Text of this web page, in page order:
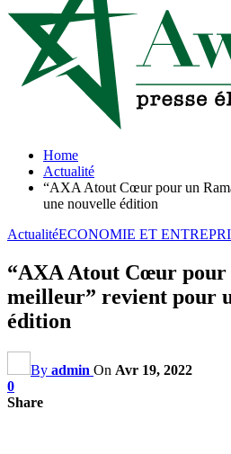
Home
Actualité
“AXA Atout Cœur pour un
une nouvelle édition
ActualitéECONOMIE ET
“AXA Atout Cœur pour
meilleur” revient pour
édition
By admin On Avr 19, 2022
0
Share